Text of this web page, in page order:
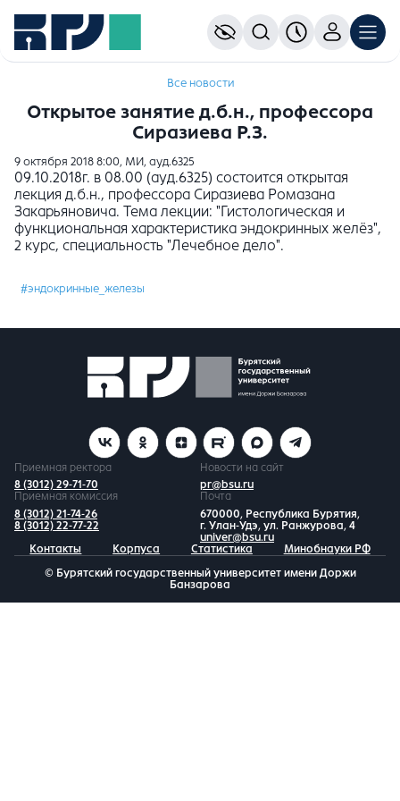
Все новости
Открытое занятие д.б.н., профессора
Сиразиева Р.З.
9 октября 2018 8:00, МИ, ауд.6325
09.10.2018г. в 08.00 (ауд.6325) состоится открытая
лекция д.б.н., профессора Сиразиева Ромазана
Закарьяновича. Тема лекции: "Гистологическая и
функциональная характеристика эндокринных желёз",
2 курс, специальность "Лечебное дело".
#эндокринные_железы
Приемная ректора
8 (3012) 29-71-70
Новости на сайт
pr@bsu.ru
Приемная комиссия
8 (3012) 21-74-26
8 (3012) 22-77-22
Почта
670000, Республика Бурятия,
г. Улан-Удэ, ул. Ранжурова, 4
univer@bsu.ru
Контакты
Корпуса Статистика Минобнауки РФ
© Бурятский государственный университет имени Доржи
Банзарова